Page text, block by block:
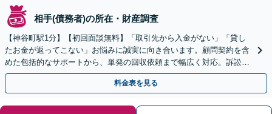
相手(債務者)の所在・財産調査
【神谷町駅1分】【初回面談無料】「取引先から入金がない」「貸し
たお金が返ってこない」お悩みに誠実に向き合います。顧問契約を含
めた包括的なサポートから、単発の回収依頼まで幅広く対応。訴訟や
交渉で、権利を守るために尽力【夜間相談可】
料金表を見る